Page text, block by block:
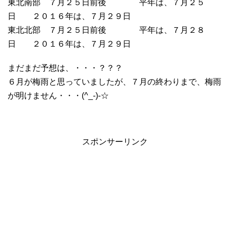
東北南部 ７月２５日前後 平年は、７月２５
日 ２０１６年は、７月２９日
東北北部 ７月２５日前後 平年は、７月２８
日 ２０１６年は、７月２９日
まだまだ予想は、・・・？？？
６月が梅雨と思っていましたが、７月の終わりまで、梅雨
が明けません・・・(^_-)-☆
スポンサーリンク